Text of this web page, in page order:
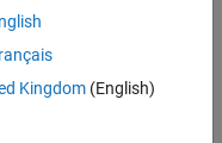
Kingdom(English)